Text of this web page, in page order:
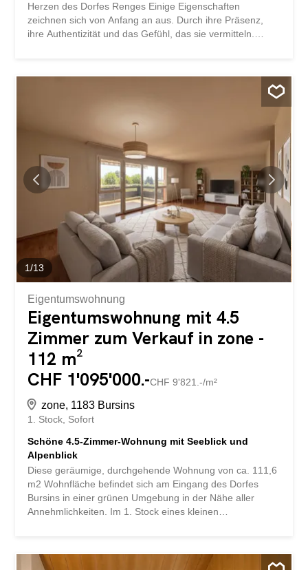
Herzen des Dorfes Renges Einige Eigenschaften
zeichnen sich von Anfang an aus. Durch ihre Präsenz,
ihre Authentizität und das Gefühl, das sie vermitteln.
Wohnraum im Herzen des Dorfes Renges. Mit einer
grosszügigen Räume, ihren erhaltenen Charme und eine
Wohneinheiten. Eine Immobilie, die sowohl eine grosse
Familie als auch ein Mehrgenerationenprojekt, eine
unabhängige Tätigkeit oder eine Investition mit hohem
Potenzial beherbergen kann. Ein Haus, das zum
Ankommen einlädt Die Hauptwohnung, die sich über zwei
Ebenen erstreckt und mehr als 300 m² umfasst, bietet
weitläufige Wohnbereiche, in denen jeder Raum seinen
natürlichen Platz findet. Die Räume sind harmonisch
gestaltet, die Durchgänge sind fliessend und die...
1/13
Eigentumswohnung
Eigentumswohnung mit 4.5
Zimmer zum Verkauf in zone -
112 m²
CHF 1'095'000.-CHF 9'821.-/m²
zone, 1183 Bursins
1. Stock Sofort
Schöne 4.5-Zimmer-Wohnung mit Seeblick und
Alpenblick
Diese geräumige, durchgehende Wohnung von ca. 111,6
m2 Wohnfläche befindet sich am Eingang des Dorfes
Bursins in einer grünen Umgebung in der Nähe aller
Annehmlichkeiten. Im 1. Stock eines kleinen
nämlich: Eingangshalle mit Garderobe separate Küche
von ca. 14 m2 grosses Wohn-/Esszimmer mit Zugang zu